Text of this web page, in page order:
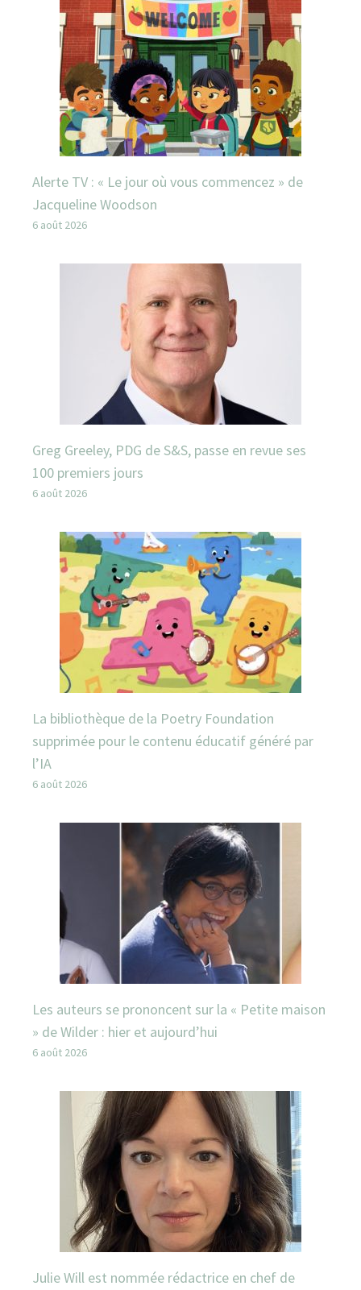
Alerte TV : « Le jour où vous commencez » de
Jacqueline Woodson
6 août 2026
Greg Greeley, PDG de S&S, passe en revue ses
100 premiers jours
6 août 2026
La bibliothèque de la Poetry Foundation
supprimée pour le contenu éducatif généré par
l’IA
6 août 2026
Les auteurs se prononcent sur la « Petite maison
» de Wilder : hier et aujourd’hui
6 août 2026
Julie Will est nommée rédactrice en chef de